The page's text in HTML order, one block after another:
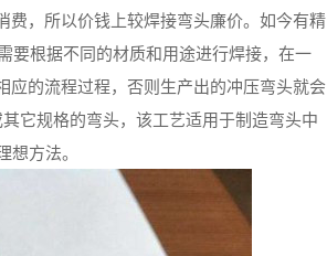
，所以价钱上较焊接弯头廉价。如今有精
要根据不同的材质和用途进行焊接，在一
的流程过程，否则生产出的冲压弯头就会
它规格的弯头，该工艺适用于制造弯头中
方法。